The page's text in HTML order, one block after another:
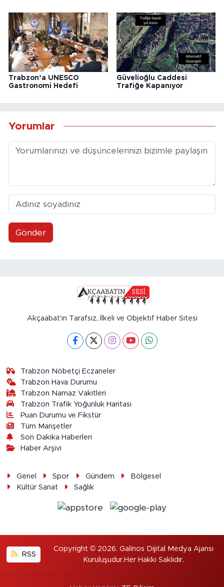
Trabzon’a UNESCO
Gastronomi Hedefi
Güvelioğlu Caddesi
Trafiğe Kapanıyor
Yorumlar
Gönder
Akçaabat'ın Tarafsız, İlkeli ve Objektif Haber Sitesi
Trabzon Nöbetçi Eczaneler
Trabzon Hava Durumu
Trabzon Namaz Vakitleri
Trabzon Trafik Yoğunluk Haritası
Puan Durumu ve Fikstür
Tüm Manşetler
Son Dakika Haberleri
Haber Arşivi
Genel Spor Gündem
Bölgesel
Kültür Sanat
Sağlık
RSS
Copyright © 2026. Galinos Dijital Medya Ajansı
Kuruluşudur.Her Hakkı Saklıdır.